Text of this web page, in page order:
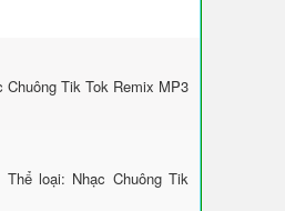
Chuông Tik Tok Remix MP3
loại: Nhạc Chuông Tik